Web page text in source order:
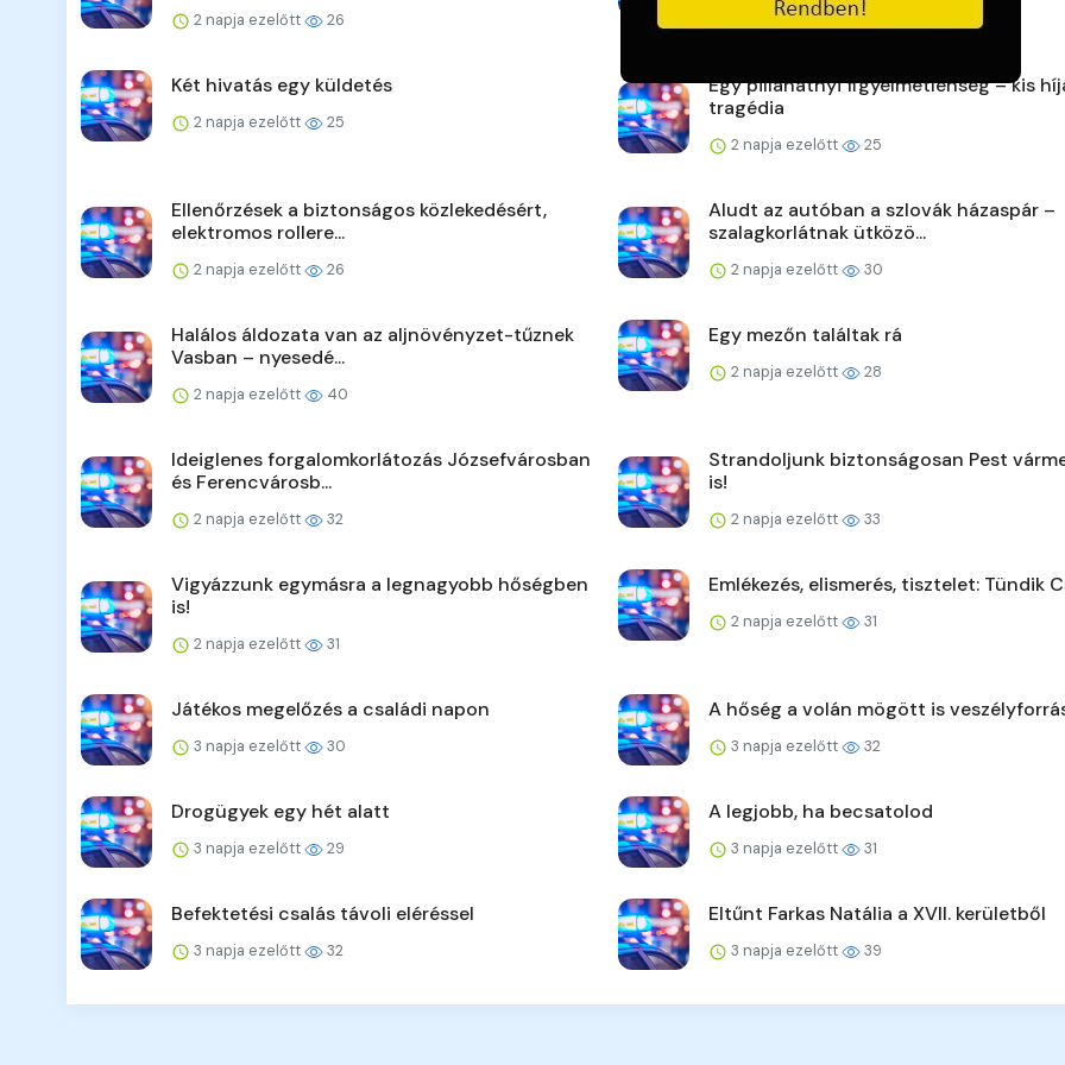
2 napja ezelőtt 26
Két hivatás egy küldetés
2 napja ezelőtt 25
Egy pillanatnyi figyelmetlenség – kis
tragédia
2 napja ezelőtt 25
Ellenőrzések a biztonságos közlekedésért,
elektromos rollere...
2 napja ezelőtt 26
Aludt az autóban a szlovák házaspár –
szalagkorlátnak ütközö...
2 napja ezelőtt 30
Halálos áldozata van az aljnövényzet-tűznek
Vasban – nyesedé...
2 napja ezelőtt 40
Egy mezőn találtak rá
2 napja ezelőtt 28
Ideiglenes forgalomkorlátozás Józsefvárosban
és Ferencvárosb...
2 napja ezelőtt 32
Strandoljunk biztonságosan Pest
is!
2 napja ezelőtt 33
Vigyázzunk egymásra a legnagyobb hőségben
is!
2 napja ezelőtt 31
Emlékezés, elismerés, tisztelet: Tündik
2 napja ezelőtt 31
Játékos megelőzés a családi napon
3 napja ezelőtt 30
A hőség a volán mögött is
3 napja ezelőtt 32
Drogügyek egy hét alatt
3 napja ezelőtt 29
A legjobb, ha becsatolod
3 napja ezelőtt 31
Befektetési csalás távoli eléréssel
3 napja ezelőtt 32
Eltűnt Farkas Natália a XVII. kerületből
3 napja ezelőtt 39